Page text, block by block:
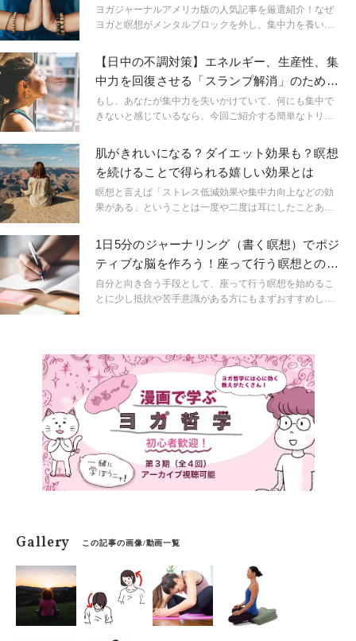
みを解決する3つのポイントをご紹介します！
法」
ヨガジャーナルアメリカ版の人気記事を厳選紹介！なぜ
ヨガと瞑想がメンタルブロックを外し、集中力を養い、
【日中の不調対策】エネルギー、生産性、集
中力を回復させる「スランプ解消」のための
6つのヒント
もし、あなたが集中力を失いかけていて、何にも集中で
きないと感じているなら、今回ご紹介する簡単なトリッ
う。
肌がきれいになる？ダイエット効果も？瞑想
を続けることで得られる嬉しい効果とは
瞑想と言えば「ストレス低減効果や集中力向上などの効
果がある」ということは一度や二度は耳にしたことある
イエット効果なども期待されているのです。 今回は、女
性であれば気になる瞑想の美容効果を中心に魅力をお伝
えしたいと思います。これを読んだら、瞑想を習慣化で
きるかも？
1日5分のジャーナリング（書く瞑想）でポジ
ティブな脳を作ろう！座って行う瞑想との違
いは？
自分と向き合う手段として、座って行う瞑想を始めるこ
とに少し抵抗や苦手意識がある方にもまずおすすめした
Gallery この記事の画像/動画一覧